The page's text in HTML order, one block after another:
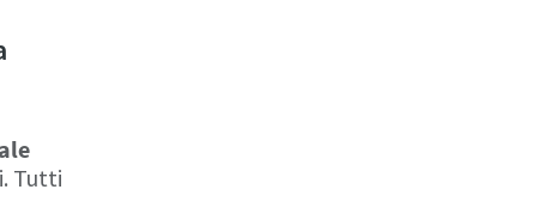
Tutti